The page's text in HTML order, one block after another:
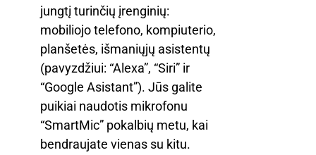
jungtį turinčių įrenginių:
mobiliojo telefono, kompiuterio,
planšetės, išmaniųjų asistentų
(pavyzdžiui: “Alexa”, “Siri” ir
“Google Asistant”). Jūs galite
puikiai naudotis mikrofonu
“SmartMic” pokalbių metu, kai
bendraujate vienas su kitu.